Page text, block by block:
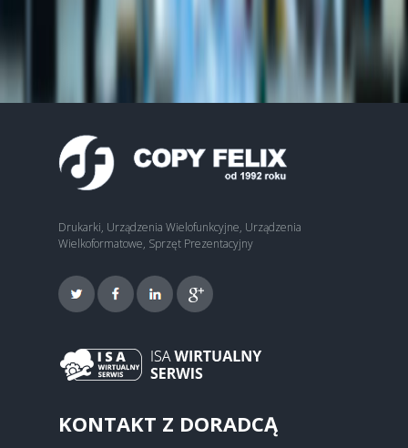
Drukarki, Urządzenia Wielofunkcyjne, Urządzenia
Wielkoformatowe, Sprzęt Prezentacyjny
KONTAKT Z DORADCĄ